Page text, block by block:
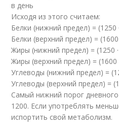
в день
Исходя из этого считаем:
Белки (нижний предел) = (1250
Белки (верхний предел) =
Жиры (нижний предел) = (1250
Жиры (верхний предел) = (1600
Углеводы (нижний предел) =
Углеводы (верхний предел) =
Самый нижний порог
1200. Если употреблять
испортить свой метаболизм.